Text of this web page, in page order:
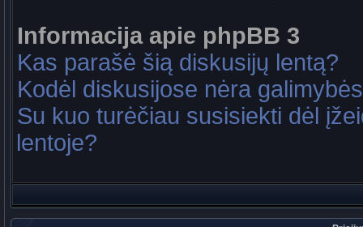
Informacija apie phpBB 3
Kas parašė šią diskusijų lentą?
Kodėl diskusijose nėra
Su kuo turėčiau susisiekti dėl
lentoje?